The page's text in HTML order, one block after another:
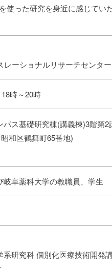
った研究を身近に感じてい
ーショナルリサーチセンター
時～20時
ス基礎研究棟(講義棟)3階第2
和区鶴舞町65番地)
阜薬科大学の教職員、学生
研究科 個別化医療技術開発